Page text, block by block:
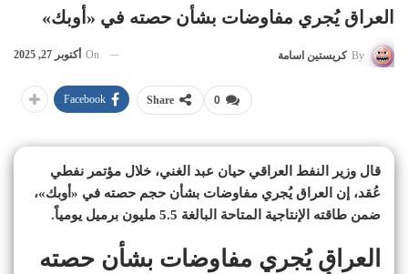
العراق يُجري مفاوضات بشأن حصته في «أوبك»
By كريستين اسامة On أكتوبر 27, 2025
0
Share
Facebook
قال وزير النفط العراقي حيان عبد الغني، خلال مؤتمر نفطي
عُقد، إن العراق يُجري مفاوضات بشأن حجم حصته في «أوبك»،
ضمن طاقته الإنتاجية المتاحة البالغة 5.5 مليون برميل يومياً.
العراق يُجري مفاوضات بشأن حصته